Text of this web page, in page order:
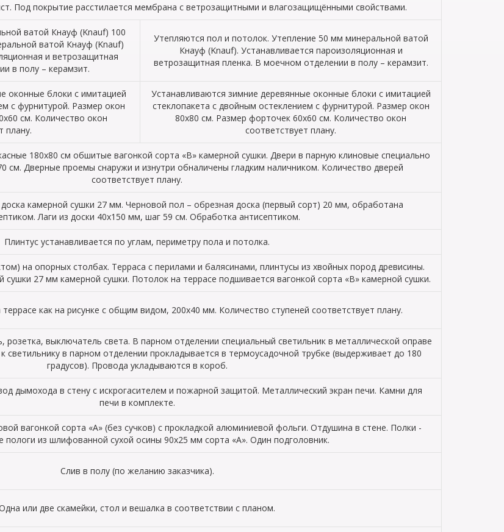
Под покрытие расстилается мембрана с ветрозащитными и влагозащищёнными свойствами.
ватой Кнауф (Knauf) 100
ватой Кнауф (Knauf)
и ветрозащитная
в полу – керамзит.
Утепляются пол и потолок. Утепление 50 мм минеральной ватой
Кнауф (Knauf). Устанавливается пароизоляционная и
ветрозащитная пленка. В моечном отделении в полу – керамзит.
оконные блоки с имитацией
с фурнитурой. Размер окон
см. Количество окон
плану.
Устанавливаются зимние деревянные оконные блоки с имитацией
стеклопакета с двойным остеклением с фурнитурой. Размер окон
80х80 см. Размер форточек 60х60 см. Количество окон
соответствует плану.
180х80 см обшитые вагонкой сорта «В» камерной сушки. Двери в парную клиновые специально
см. Дверные проемы снаружи и изнутри обналичены гладким наличником. Количество дверей
соответствует плану.
камерной сушки 27 мм. Черновой пол – обрезная доска (первый сорт) 20 мм, обработана
Лаги из доски 40х150 мм, шаг 59 см. Обработка антисептиком.
Плинтус устанавливается по углам, периметру пола и потолка.
на опорных столбах. Терраса с перилами и балясинами, плинтусы из хвойных пород древисины.
27 мм камерной сушки. Потолок на террасе подшивается вагонкой сорта «В» камерной сушки.
как на рисунке с общим видом, 200х40 мм. Количество ступеней соответствует плану.
розетка, выключатель света. В парном отделении специальный светильник в металлической оправе
светильнику в парном отделении прокладывается в термоусадочной трубке (выдерживает до 180
градусов). Провода укладываются в короб.
дымохода в стену с искрогасителем и пожарной защитой. Металлический экран печи. Камни для
печи в комплекте.
вагонкой сорта «А» (без сучков) с прокладкой алюминиевой фольги. Отдушина в стене. Полки -
пологи из шлифованной сухой осины 90х25 мм сорта «А». Один подголовник.
Слив в полу (по желанию заказчика).
или две скамейки, стол и вешалка в соответствии с планом.